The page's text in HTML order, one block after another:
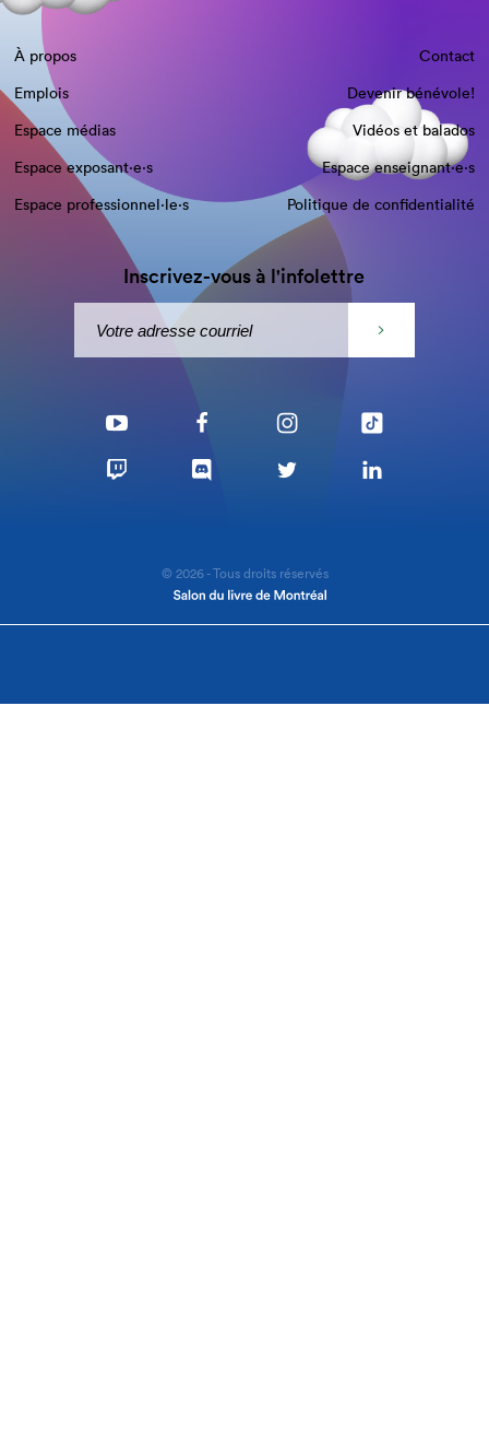
À propos
Contact
Emplois
Devenir bénévole!
Espace médias
Vidéos et balados
Espace exposant·e⋅s
Espace enseignant·e⋅s
Espace professionnel·le⋅s
Politique de confidentialité
Inscrivez-vous à l'infolettre
© 2026 - Tous droits réservés